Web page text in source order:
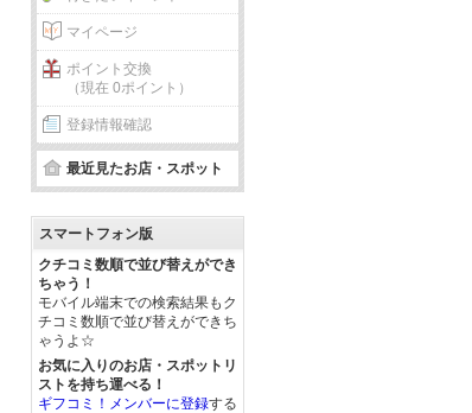
マイページ
ポイント交換
（現在 0ポイント）
登録情報確認
最近見たお店・スポット
スマートフォン版
クチコミ数順で並び替えができ
ちゃう！
モバイル端末での検索結果もク
チコミ数順で並び替えができち
ゃうよ☆
お気に入りのお店・スポットリ
ストを持ち運べる！
ギフコミ！メンバーに登録する